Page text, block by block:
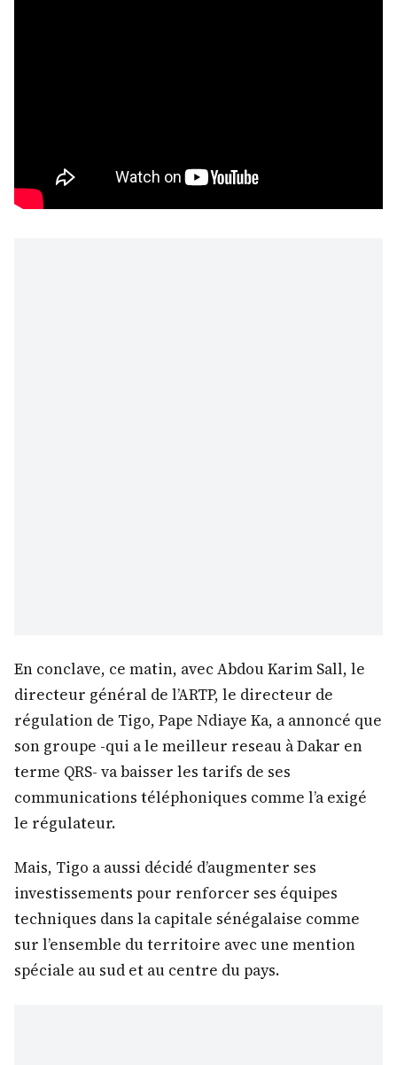
En conclave, ce matin, avec Abdou Karim Sall, le
directeur général de l’ARTP, le directeur de
régulation de Tigo, Pape Ndiaye Ka, a annoncé que
son groupe -qui a le meilleur reseau à Dakar en
terme QRS- va baisser les tarifs de ses
communications téléphoniques comme l’a exigé
le régulateur.
Mais, Tigo a aussi décidé d’augmenter ses
investissements pour renforcer ses équipes
techniques dans la capitale sénégalaise comme
sur l’ensemble du territoire avec une mention
spéciale au sud et au centre du pays.